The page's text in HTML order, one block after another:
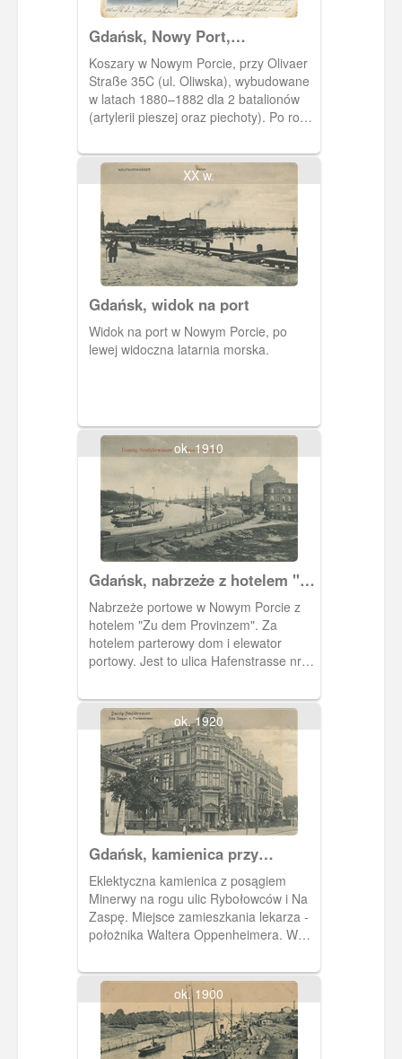
Gdańsk, Nowy Port,
Neufahrwasser
Koszary w Nowym Porcie, przy Olivaer
Straße 35C (ul. Oliwska), wybudowane
w latach 1880–1882 dla 2 batalionów
(artylerii pieszej oraz piechoty). Po roku
rządowi polskiemu na mieszkania
polskich pracowników poczty, kolei i
pracujących na Westerplatte. Po lewej
Twierdza Wisłoujście. Obieg 1899 r.
XX w.
Gdańsk, widok na port
Widok na port w Nowym Porcie, po
lewej widoczna latarnia morska.
ok. 1910
Gdańsk, nabrzeże z hotelem "Zu
dem Provinzen".
Nabrzeże portowe w Nowym Porcie z
hotelem "Zu dem Provinzem". Za
hotelem parterowy dom i elewator
portowy. Jest to ulica Hafenstrasse nr
ok. 1920
Gdańsk, kamienica przy
Rybołowców 9
Eklektyczna kamienica z posągiem
Minerwy na rogu ulic Rybołowców i Na
Zaspę. Miejsce zamieszkania lekarza -
położnika Waltera Oppenheimera. W
szwedzki Dom Marynarza. Obieg 1918
ok. 1900